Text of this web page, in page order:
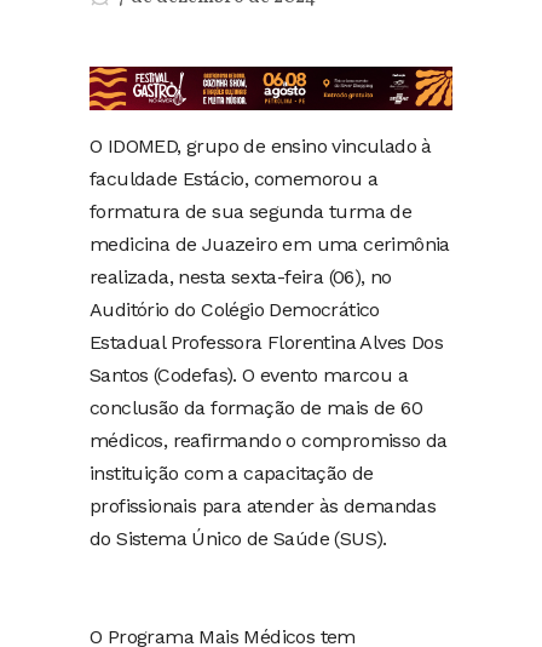
O IDOMED, grupo de ensino vinculado à
faculdade Estácio, comemorou a
formatura de sua segunda turma de
medicina de Juazeiro em uma cerimônia
realizada, nesta sexta-feira (06), no
Auditório do Colégio Democrático
Estadual Professora Florentina Alves Dos
Santos (Codefas). O evento marcou a
conclusão da formação de mais de 60
médicos, reafirmando o compromisso da
instituição com a capacitação de
profissionais para atender às demandas
do Sistema Único de Saúde (SUS).
O Programa Mais Médicos tem